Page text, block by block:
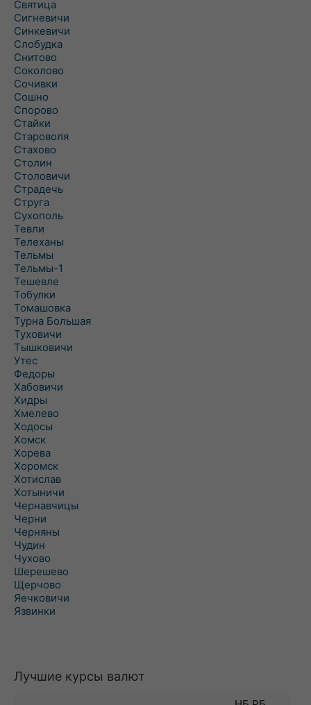
Святица
Сигневичи
Синкевичи
Слобудка
Снитово
Соколово
Сочивки
Сошно
Спорово
Стайки
Староволя
Стахово
Столин
Столовичи
Страдечь
Струга
Сухополь
Тевли
Телеханы
Тельмы
Тельмы-1
Тешевле
Тобулки
Томашовка
Турна Большая
Туховичи
Тышковичи
Утес
Федоры
Хабовичи
Хидры
Хмелево
Ходосы
Хомск
Хорева
Хоромск
Хотислав
Хотыничи
Чернавчицы
Черни
Черняны
Чудин
Чухово
Шерешево
Щерчово
Яечковичи
Язвинки
Лучшие курсы валют